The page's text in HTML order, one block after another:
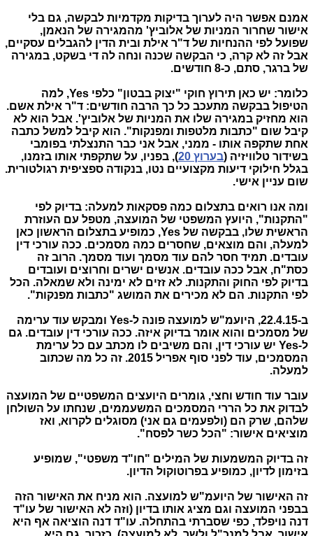
אמנם אפשר היה לערוך בדיקות מקדמיות לבקשה, גם בלי
אישור שחרור המניות של אלוביץ' מהמגירה של הנאמן,
שפועל לפי ההנחיות של ד"ר אילת ובית הדין להגבלים עסקיים,
אבל זה לא קרה, כי הבקשה שכנה ונחה לה די בשקט, במגירה
של ברגר, סתם, כ-8 חודשים.
כלומר: יש כאן תירוץ חוקי "יצוק בבטון" כלפי Yes, למה
הטיפול בבקשה מתעכב כל כך הרבה חודשים: ד"ר אילת אשם.
הוא מחזיק במגירה שלו את המניות של אלוביץ'. אבל הוא לא
קיבל שום "כתבות מלטפות ומפנקות". הוא קיבל למשל כתבה
אחת שתקפה אותו - ממני, אבל אני כבר התנצלתי בפומבי
בשידור טלוויזיה (בערוץ 20
), בפניו, על שתקפתי אותו בזמנו,
בגלל חילוקי דיעות מקצועיים נטו, בנקודה ספציפית רגולטורית.
שום עניין אישי.
ומה אנו רואים בתצלום כמה פסקאות למעלה: בדיוק לפי
"התקנות", היועץ המשפטי של המועצה, מטפל עם העוזרת
הראשית שלו, בבקשה של Yes, כמופיע בתצלום הראשון כאן
למעלה, והם מוצאים, שחסרים כמה מסמכים. ככה עורכי דין
עובדים. תמיד חסר להם עוד מסמך ועוד מסמך. הרוב זה
כסת"ח, אבל ככה עובדים. אנשים ישרים וחרוצים ועובדים
בדיוק לפי החוק והתקנות. לא זזים לא ימינה ולא שמאלה. הכל
לפי התקנות. הם לא מכירים את המושג "כתבות מפנקות".
ב-22.4.15, היועמ"ש למועצה פונה ל-Yes ומבקש עוד ערימה
של מסמכים והוא אומר בדיוק איזה. ככה עורכי דין עובדים. גם
ל-Yes יש עורכי דין, והם משיבים לו מכתב עם כל ערימת
המסמכים, עוד לפני סוף אפריל 2015. זה כל מה שכתוב
למעלה.
עובר עוד חודש וחצי, גומרים היועצים המשפטיים של המועצה
לבדוק את כל הררי המסמכים המשעממים, שנחתו על השולחן
שלהם, שרק הם (ולפעמים גם אני) מסוגלים לקרוא, ואז
מוציאים אישור: "הכל כשר לפסח".
זה בדיוק המשמעות של המילים "חו"ד משפטי", שמופיע
בזימון לדיון, כמופיע בפרוטוקול הדיון.
זה האישור של היועמ"ש למועצה. הוא מניח את האישור הזה
בבפני המועצה וגם מציג אותו בדיון (וזה לא האישור של עו"ד
דנה נויפלד, כפי שסברתי בהתחלה. עו"ד דנה הוציאה אף היא